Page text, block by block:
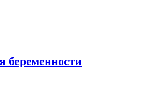
беременности